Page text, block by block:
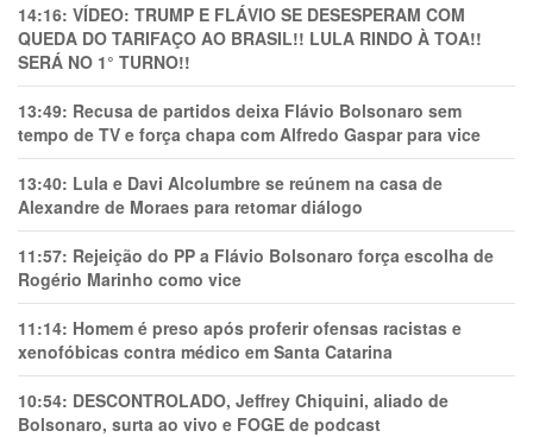
14:16: VÍDEO: TRUMP E FLÁVIO SE DESESPERAM COM
QUEDA DO TARIFAÇO AO BRASIL!! LULA RINDO À TOA!!
SERÁ NO 1° TURNO!!
13:49: Recusa de partidos deixa Flávio Bolsonaro sem
tempo de TV e força chapa com Alfredo Gaspar para vice
13:40: Lula e Davi Alcolumbre se reúnem na casa de
Alexandre de Moraes para retomar diálogo
11:57: Rejeição do PP a Flávio Bolsonaro força escolha de
Rogério Marinho como vice
11:14: Homem é preso após proferir ofensas racistas e
xenofóbicas contra médico em Santa Catarina
10:54: DESCONTROLADO, Jeffrey Chiquini, aliado de
Bolsonaro, surta ao vivo e FOGE de podcast